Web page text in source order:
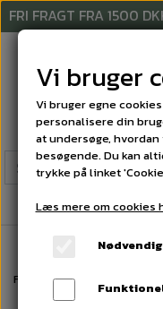
FRI FRAGT FRA 1500
Forside AFTØRRINGSPAPIR
Vi bruger
Vi bruger egne
personalisere din
at undersøge,
besøgende. Du kan
trykke på linket
Læs mere om cookies